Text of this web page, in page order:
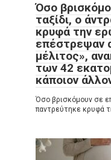
Όσο
ταξίδι, ο
κρυφά την
επέστρεψαν
μέλιτος»,
των 42
κάποιον
Όσο βρισκόμουν σε
παντρεύτηκε κρυφά